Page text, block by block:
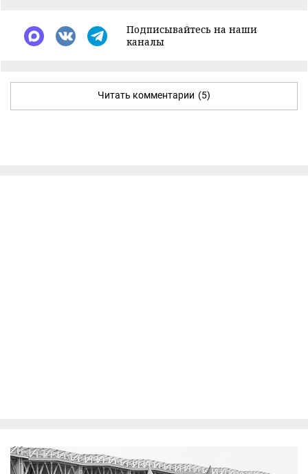
Подписывайтесь на наши
каналы
Читать комментарии (5)